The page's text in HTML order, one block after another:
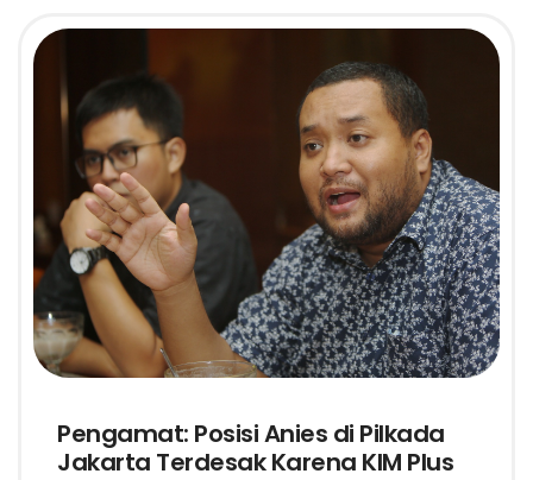
Pengamat: Posisi Anies di Pilkada
Jakarta Terdesak Karena KIM Plus